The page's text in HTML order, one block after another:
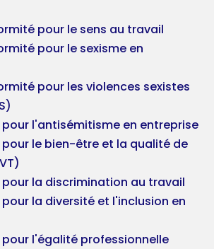
pour le sens au travail
pour le sexisme en
pour les violences sexistes
pour l'antisémitisme en entreprise
pour le bien-être et la qualité de
pour la discrimination au travail
pour la diversité et l'inclusion en
pour l'égalité professionnelle